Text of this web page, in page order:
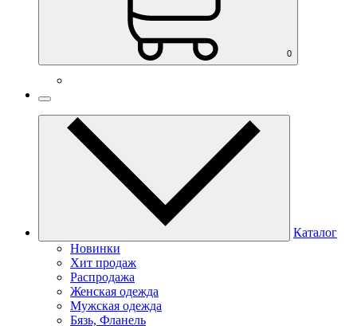
0
Каталог
Новинки
Хит продаж
Распродажа
Женская одежда
Мужская одежда
Бязь, Фланель